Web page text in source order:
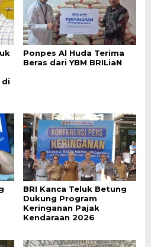
di
Ponpes Al Huda Terima
Beras dari YBM BRILiaN
BRI Kanca Teluk Betung
Dukung Program
Keringanan Pajak
Kendaraan 2026